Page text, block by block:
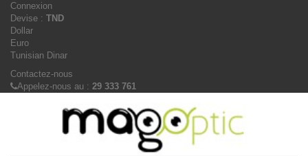
Connexion
Devise : TND
Dollar
Euro
Tunisian Dinar
Contactez-nous
Appelez-nous au : 29 333 761